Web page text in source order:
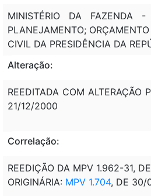
MINISTÉRIO DA FAZENDA
PLANEJAMENTO;
CIVIL DA PRESIDÊNCIA DA
Alteração:
REEDITADA COM ALTERAÇÃO
21/12/2000
Correlação:
REEDIÇÃO DA MPV 1.962-31,
ORIGINÁRIA: MPV 1.704, DE 30/